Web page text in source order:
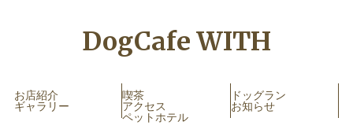
DogCafe WITH
お店紹介 喫茶
ドッグラン
ギャラリー
アクセス
お知らせ
ペットホテル